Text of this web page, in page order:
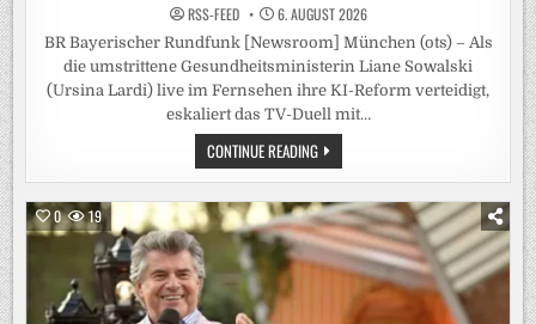
RSS-FEED 6. AUGUST 2026
BR Bayerischer Rundfunk [Newsroom] München (ots) – Als
die umstrittene Gesundheitsministerin Liane Sowalski
(Ursina Lardi) live im Fernsehen ihre KI-Reform verteidigt,
eskaliert das TV-Duell mit…
CONTINUE READINGEINE
LIVE-
TALKSHOW.
ZWEI
GEGNER.
EIN
„DUELL“
(AT):
DREHSCHLUSS
BR-/ORF-
0 19